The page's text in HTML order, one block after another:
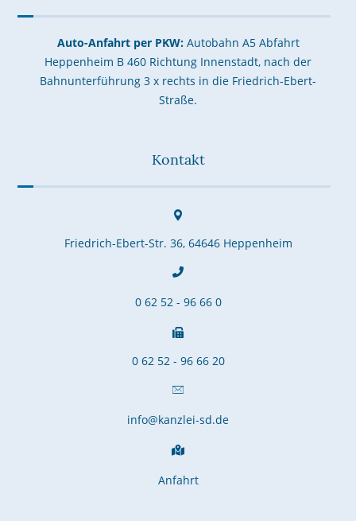
Auto-Anfahrt per PKW:Autobahn A5 Abfahrt
Heppenheim B 460 Richtung Innenstadt, nach der
Bahnunterführung 3 x rechts in die Friedrich-Ebert-
Straße.
Kontakt
Friedrich-Ebert-Str. 36, 64646 Heppenheim
0 62 52 - 96 66 0
0 62 52 - 96 66 20
info@kanzlei-sd.de
Anfahrt